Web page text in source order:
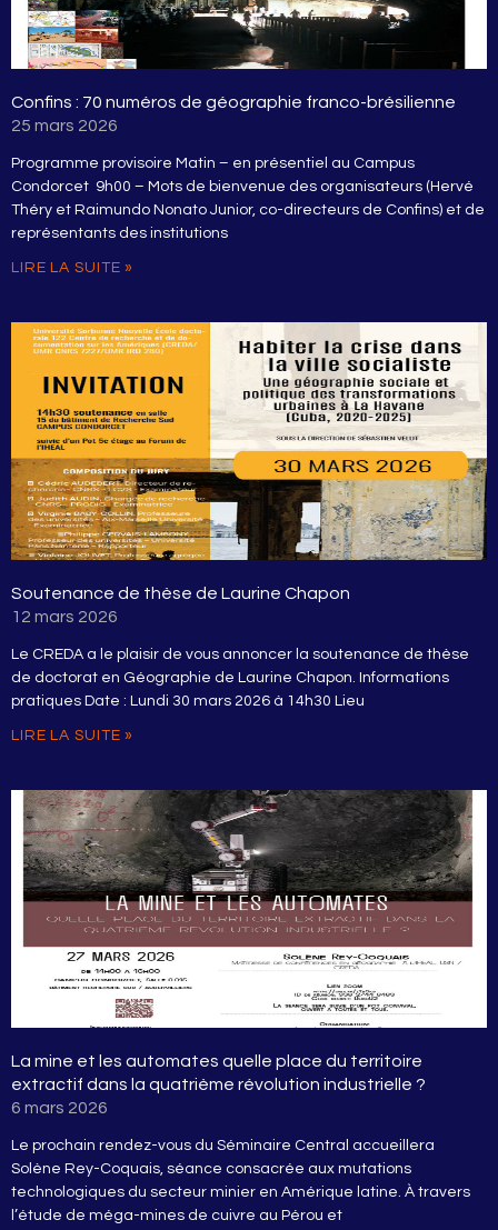
Confins : 70 numéros de géographie franco-brésilienne
25 mars 2026
Programme provisoire Matin – en présentiel au Campus
Condorcet 9h00 – Mots de bienvenue des organisateurs (Hervé
Théry et Raimundo Nonato Junior, co-directeurs de Confins) et de
représentants des institutions
LIRE LA SUITE »
Soutenance de thèse de Laurine Chapon
12 mars 2026
Le CREDA a le plaisir de vous annoncer la soutenance de thèse
de doctorat en Géographie de Laurine Chapon. Informations
pratiques Date : Lundi 30 mars 2026 à 14h30 Lieu
LIRE LA SUITE »
La mine et les automates quelle place du territoire
extractif dans la quatrième révolution industrielle ?
6 mars 2026
Le prochain rendez-vous du Séminaire Central accueillera
Solène Rey-Coquais, séance consacrée aux mutations
technologiques du secteur minier en Amérique latine. À travers
l’étude de méga-mines de cuivre au Pérou et